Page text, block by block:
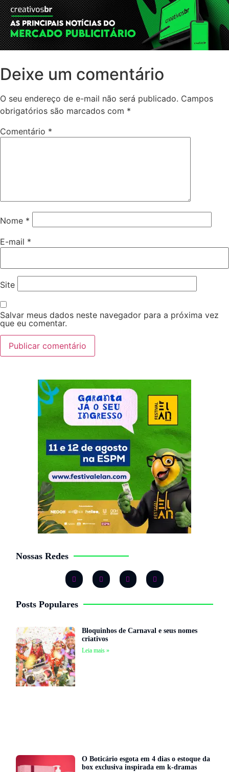
Deixe um comentário
O seu endereço de e-mail não será publicado. Campos
obrigatórios são marcados com *
Comentário *
Nome *
E-mail *
Site
Salvar meus dados neste navegador para a próxima vez
que eu comentar.
Nossas Redes
Posts Populares
Bloquinhos de Carnaval e seus nomes
criativos
Leia mais »
O Boticário esgota em 4 dias o estoque da
box exclusiva inspirada em k-dramas